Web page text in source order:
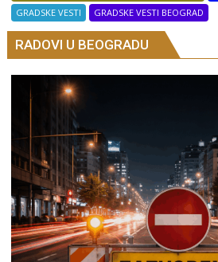
GRADSKE VESTI
GRADSKE VESTI BEOGRAD
RADOVI U BEOGRADU